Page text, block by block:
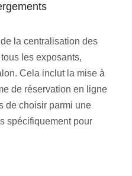
la centralisation des
les exposants,
Cela inclut la mise à
de réservation en ligne
de choisir parmi une
spécifiquement pour